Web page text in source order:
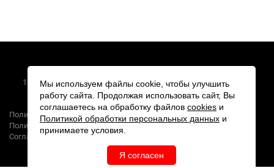
124498, г. Москва, Зеленоград, Георгиевский проспект, дом 5
Создание сайта
Политика обработки персональных данных
Политика конфиденциальности
Согласие на обработку персональных данных
Мы используем файлы cookie, чтобы улучшить
работу сайта. Продолжая использовать сайт, Вы
соглашаетесь на обработку файлов cookies и
Политикой обработки персональных данных и
принимаете условия.
Я согласен